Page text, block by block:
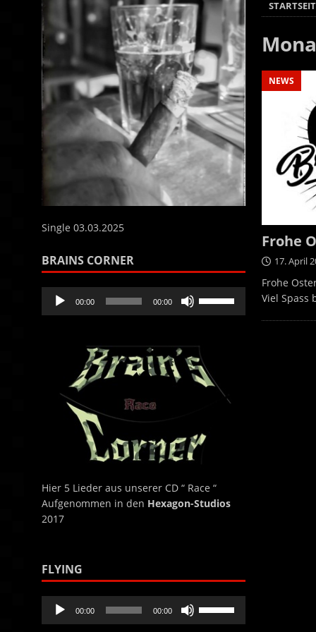
NEWS
Frohe
17. April
Frohe
Viel Spass
Single 03.03.2025
BRAINS CORNER
Audio-
Player
00:00 00:00
die
Lautstärke
zu
regeln.
Hier 5 Lieder aus unserer CD “ Race “
Aufgenommen in den Hexagon-Studios
2017
FLYING
Audio-
Player
00:00 00:00